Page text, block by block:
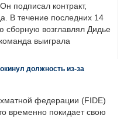
подписал контракт,
В течение последних 14
сборную возглавлял Дидье
выиграла
должность из-за
федерации (FIDE)
временно покидает свою